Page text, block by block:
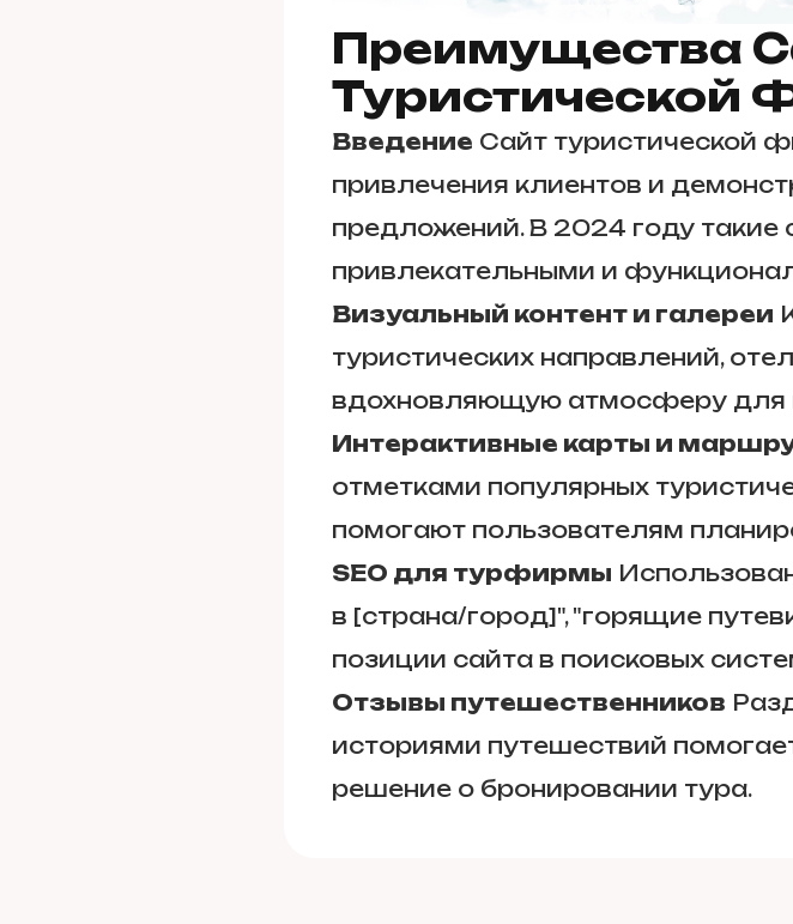
Преимущества
Туристической
Введение Сайт туристической
привлечения клиентов и
предложений. В 2024 году
привлекательными и
Визуальный контент и галереи
туристических направлений,
вдохновляющую атмосферу для
Интерактивные карты и
отметками популярных
помогают пользователям
SEO для турфирмы
в [страна/город]", "горящие
позиции сайта в поисковых
Отзывы путешественников
историями путешествий
решение о бронировании тура.